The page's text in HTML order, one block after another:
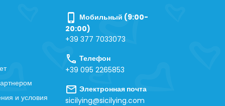
и условия
phone_iphone
Мобильный (9:00-
20:00)
+39 377 7033073
call Телефон
+39 095 2265853
mail Электронная почта
sicilying@sicilying.com